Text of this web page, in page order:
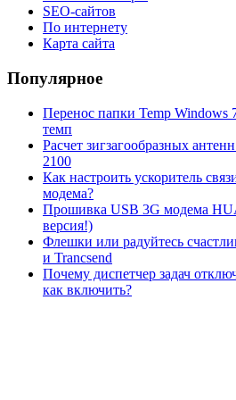
SEO-сайтов
По интернету
Карта сайта
Популярное
Перенос папки Temp Windows
темп
Расчет зигзагообразных
2100
Как настроить ускоритель
модема?
Прошивка USB 3G модема
версия!)
Флешки или радуйтесь
и Trancsend
Почему диспетчер задач
как включить?